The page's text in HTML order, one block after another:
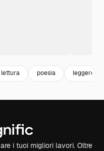
lettura poesia leggere
i tuoi migliori lavori. Oltre